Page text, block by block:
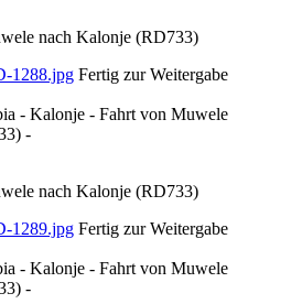
- Kalonje - Fahrt von Muwele
-
nach Kalonje (RD733)
Fertig zur Weitergabe
- Kalonje - Fahrt von Muwele
-
nach Kalonje (RD733)